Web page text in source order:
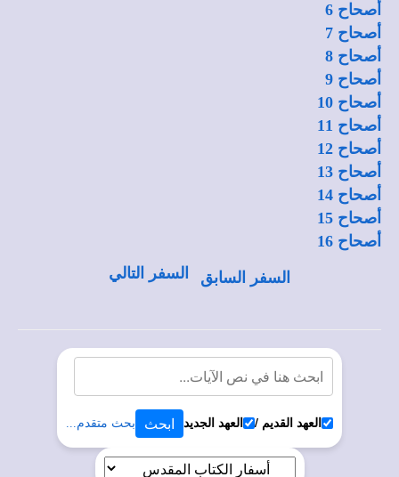
أصحاح 6
أصحاح 7
أصحاح 8
أصحاح 9
أصحاح 10
أصحاح 11
أصحاح 12
أصحاح 13
أصحاح 14
أصحاح 15
أصحاح 16
السفر السابق السفر التالي
العهد القديم / العهد الجديد بحث متقدم...